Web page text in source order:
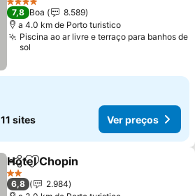
4 Estrelas
7,8 Boa
8.589
a 4.0 km de Porto turistico
Piscina ao ar livre e terraço para banhos de
sol
11 sites Ver preços
PartilharAdicionar aos favoritos
Hotel Chopin
2 Estrelas
6,8
2.984